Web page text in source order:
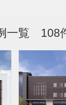
一覧 108